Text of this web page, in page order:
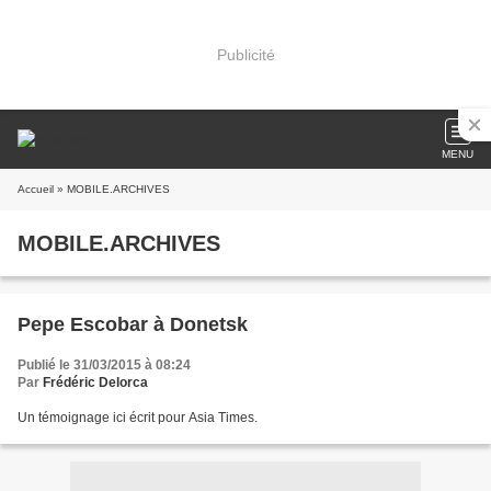
Publicité
MENU
Accueil » MOBILE.ARCHIVES
MOBILE.ARCHIVES
Pepe Escobar à Donetsk
Publié le 31/03/2015 à 08:24
Par Frédéric Delorca
Un témoignage ici écrit pour Asia Times.